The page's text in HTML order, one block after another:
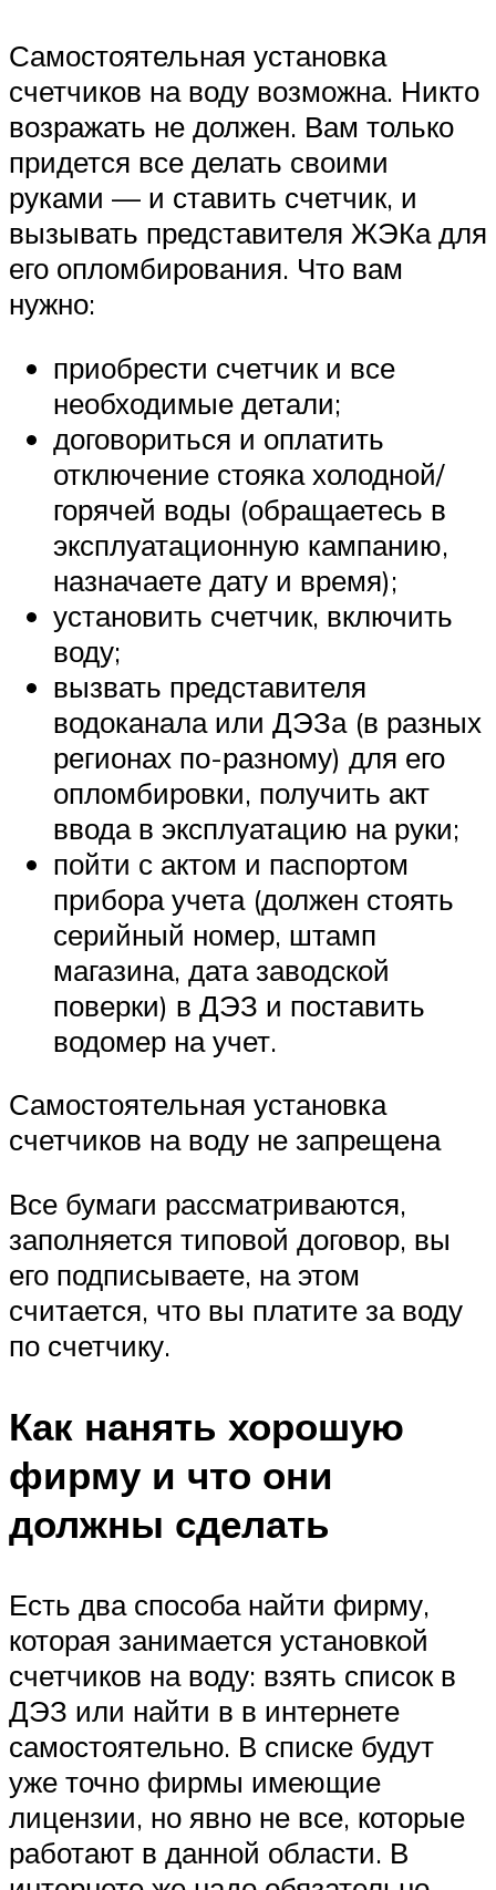
Самостоятельная установка
счетчиков на воду возможна. Никто
возражать не должен. Вам только
придется все делать своими
руками — и ставить счетчик, и
вызывать представителя ЖЭКа для
его опломбирования. Что вам
нужно:
приобрести счетчик и все
необходимые детали;
договориться и оплатить
отключение стояка холодной/
горячей воды (обращаетесь в
эксплуатационную кампанию,
назначаете дату и время);
установить счетчик, включить
воду;
вызвать представителя
водоканала или ДЭЗа (в разных
регионах по-разному) для его
опломбировки, получить акт
ввода в эксплуатацию на руки;
пойти с актом и паспортом
прибора учета (должен стоять
серийный номер, штамп
магазина, дата заводской
поверки) в ДЭЗ и поставить
водомер на учет.
Самостоятельная установка
счетчиков на воду не запрещена
Все бумаги рассматриваются,
заполняется типовой договор, вы
его подписываете, на этом
считается, что вы платите за воду
по счетчику.
Как нанять хорошую
фирму и что они
должны сделать
Есть два способа найти фирму,
которая занимается установкой
счетчиков на воду: взять список в
ДЭЗ или найти в в интернете
самостоятельно. В списке будут
уже точно фирмы имеющие
лицензии, но явно не все, которые
работают в данной области. В